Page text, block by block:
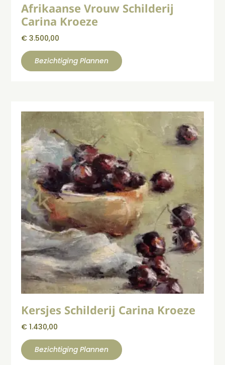
Afrikaanse Vrouw Schilderij
Carina Kroeze
€ 3.500,00
Bezichtiging Plannen
Kersjes Schilderij Carina Kroeze
€ 1.430,00
Bezichtiging Plannen